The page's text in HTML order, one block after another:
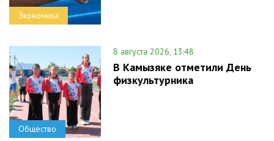
Экономика
Общество
8 августа 2026, 13:48
В Камызяке отметили День
физкультурника